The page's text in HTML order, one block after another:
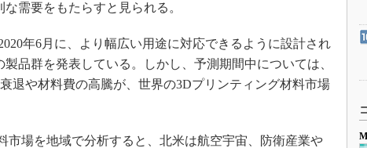
新型コロナへの対応
需要をもたらすと見られる。
年6月に、より幅広い用途に対応できるように設計され
品群を発表している。しかし、予測期間中については、
退や材料費の高騰が、世界の3Dプリンティング材料市場
場を地域で分析すると、北米は航空宇宙、防衛産業や